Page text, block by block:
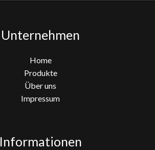
Unternehmen
Home
Produkte
Über uns
Impressum
Informationen